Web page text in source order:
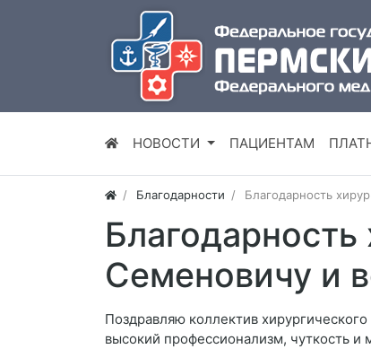
НОВОСТИ ПАЦИЕНТАМ
Благодарности Благодарность
Семеновичу и
Поздравляю коллектив
высокий профессионализм, чуткость